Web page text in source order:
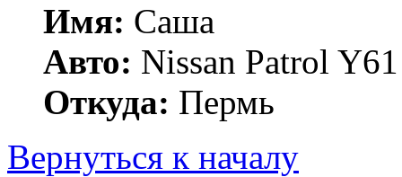
Имя: Саша
Авто: Nissan Patrol
Откуда: Пермь
Вернуться к началу